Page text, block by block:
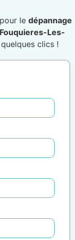
pour le dépannage
Les-
clics !